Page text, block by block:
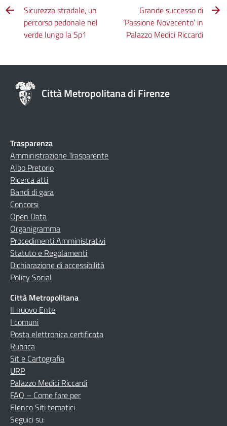
Sicurezza stradale, un
percorso pedonale nel
verde lungo la Sp1
Grande successo di
‘Passione Novecento’ in
Palazzo Medici Riccardi
Città Metropolitana di Firenze
Trasparenza
Amministrazione Trasparente
Albo Pretorio
Ricerca atti
Bandi di gara
Concorsi
Open Data
Organigramma
Procedimenti Amministrativi
Statuto e Regolamenti
Dichiarazione di accessibilità
Policy Social
Città Metropolitana
Il nuovo Ente
I comuni
Posta elettronica certificata
Rubrica
Sit e Cartografia
URP
Palazzo Medici Riccardi
FAQ – Come fare per
Elenco Siti tematici
Seguici su: